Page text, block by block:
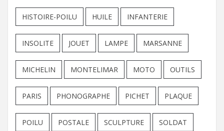
HISTOIRE-POILU HUILE INFANTERIE
INSOLITE JOUET LAMPE MARSANNE
MICHELIN MONTELIMAR MOTO OUTILS
PARIS PHONOGRAPHE PICHET PLAQUE
POILU POSTALE SCULPTURE SOLDAT